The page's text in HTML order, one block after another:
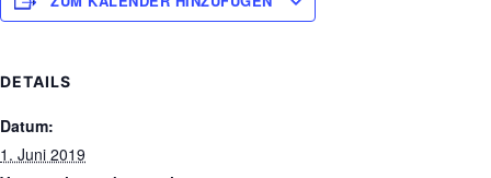
DETAILS
Datum:
1. Juni 2019